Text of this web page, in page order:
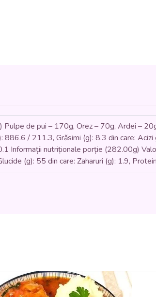
de pui – 170g, Orez – 70g, Ardei –
/ 211.3, Grăsimi (g): 8.3 din care:
Informații nutriționale porție (282.00g)
(g): 55 din care: Zaharuri (g): 1.9,